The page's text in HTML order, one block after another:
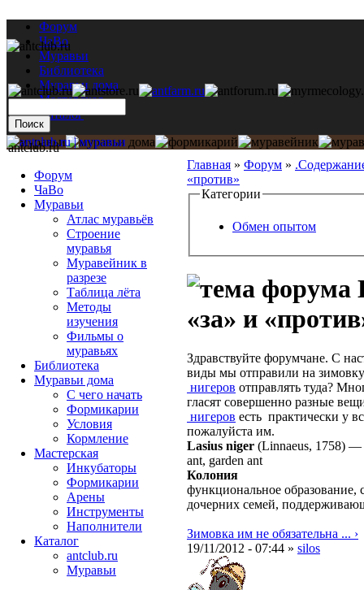
Форум
ЧаВо
Муравьи
Библиотека
Муравьи дома
Мастерская
Каталог
Главная » Форум »
«против»
Категории
Обмен опытом
«за» и
Здравствуйте форумчане. С
виды мы отправили на
нигеров отправлять туда?
гласят совершенно разные
нигеров есть практически у
пожалуйста им.
Lasius niger (Linnaeus, 1758) —
ant, garden ant
Колония
функциональное образование,
дочерних семей,
Зимовка им не обязательна ... ›
19/11/2012 - 07:44 » silos
antclub.ru
Форум
ЧаВо
Муравьи
Атлас муравьёв
Строение
муравья
Муравейник в
разрезе
Таблица лёта
Методы
изучения
Фильмы о
муравьях
Библиотека
Муравьи дома
С чего начать
Формикарии
Условия
Кормление
Мастерская
Инкубаторы
Формикарии
Арены
Инструменты
Наполнители
Каталог
antclub.ru
Муравьи